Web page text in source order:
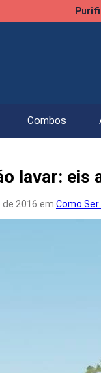
Combos
lavar: eis
2016 em Como